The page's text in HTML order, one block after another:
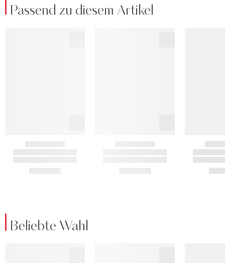
Passend zu diesem Artikel
Beliebte Wahl